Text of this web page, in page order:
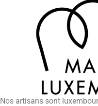
Nos artisans sont